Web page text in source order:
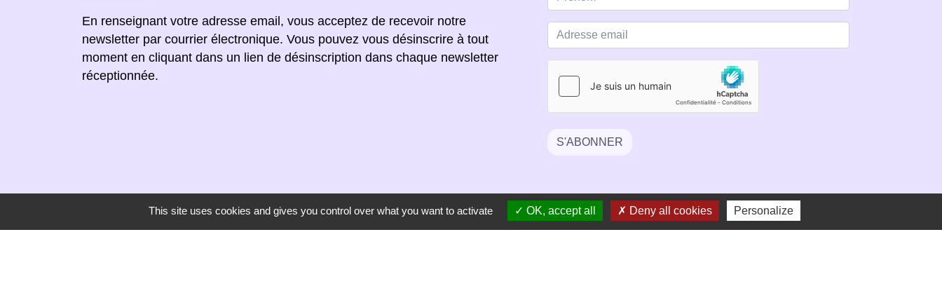
En renseignant votre adresse email, vous acceptez de recevoir notre
newsletter par courrier électronique. Vous pouvez vous désinscrire à tout
moment en cliquant dans un lien de désinscription dans chaque newsletter
réceptionnée.
S'ABONNER
This site uses cookies and gives you control over what you want to activate OK, accept all Deny all cookies Personalize